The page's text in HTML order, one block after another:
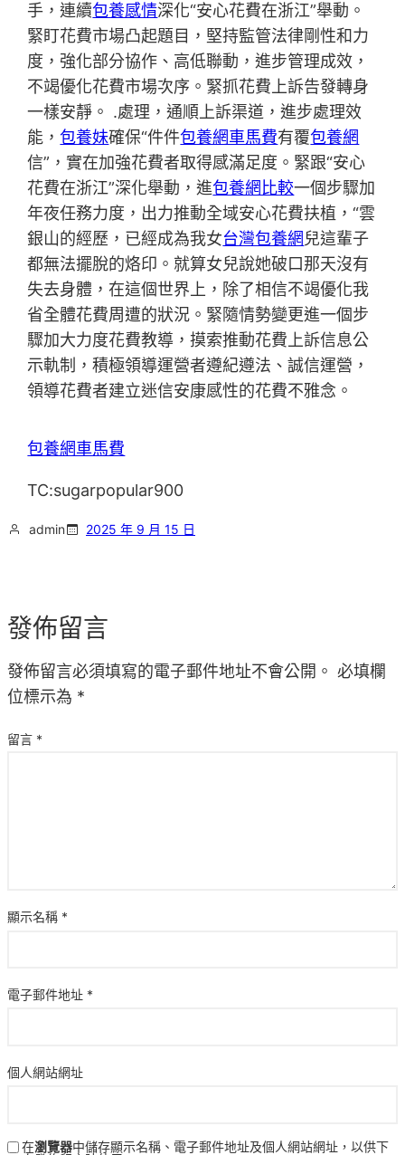
手，連續包養感情深化“安心花費在浙江”舉動。
緊盯花費市場凸起題目，堅持監管法律剛性和力
度，強化部分協作、高低聯動，進步管理成效，
不竭優化花費市場次序。緊抓花費上訴告發轉身
一樣安靜。 .處理，通順上訴渠道，進步處理效
能，包養妹確保“件件包養網車馬費有覆包養網
信”，實在加強花費者取得感滿足度。緊跟“安心
花費在浙江”深化舉動，進包養網比較一個步驟加
年夜任務力度，出力推動全域安心花費扶植，“雲
銀山的經歷，已經成為我女台灣包養網兒這輩子
都無法擺脫的烙印。就算女兒說她破口那天沒有
失去身體，在這個世界上，除了相信不竭優化我
省全體花費周遭的狀況。緊隨情勢變更進一個步
驟加大力度花費教導，摸索推動花費上訴信息公
示軌制，積極領導運營者遵紀遵法、誠信運營，
領導花費者建立迷信安康感性的花費不雅念。
包養網車馬費
TC:sugarpopular900
admin 2025 年 9 月 15 日
發佈留言
發佈留言必須填寫的電子郵件地址不會公開。 必填欄
位標示為 *
留言 *
顯示名稱 *
電子郵件地址 *
個人網站網址
在瀏覽器中儲存顯示名稱、電子郵件地址及個人網站網址，以供下